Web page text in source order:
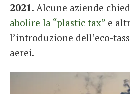
2021. Alcune aziende
abolire la “plastic tax” e
l’introduzione dell’eco-
aerei.